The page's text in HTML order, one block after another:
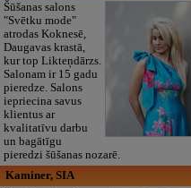
Šūšanas salons
"Svētku mode"
atrodas Koknesē,
Daugavas krastā,
kur top Likteņdārzs.
Salonam ir 15 gadu
pieredze. Salons
iepriecina savus
klientus ar
kvalitatīvu darbu
un bagātīgu
pieredzi šūšanas nozarē.
Kaminer, SIA